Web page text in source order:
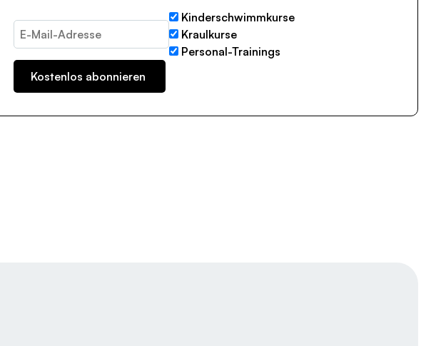
Kinderschwimmkurse
Kraulkurse
Personal-Trainings